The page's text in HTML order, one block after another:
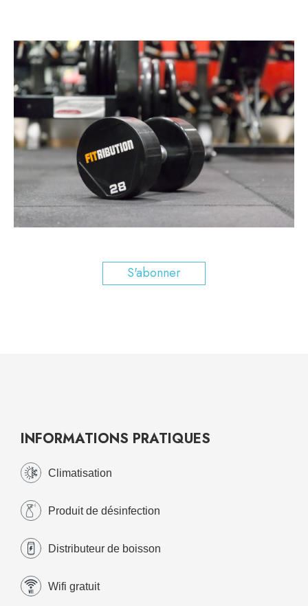
S'abonner
INFORMATIONS PRATIQUES
Climatisation
Produit de désinfection
Distributeur de boisson
Wifi gratuit